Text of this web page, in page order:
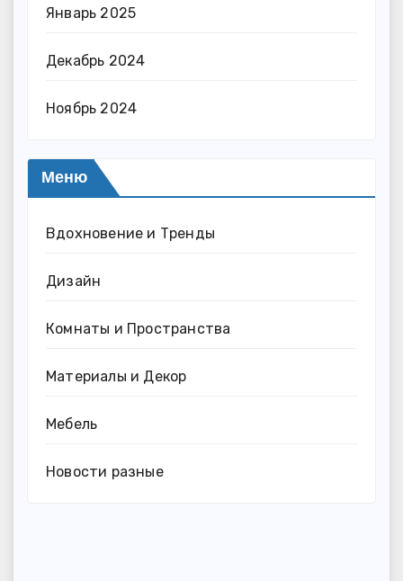
Январь 2025
Декабрь 2024
Ноябрь 2024
Меню
Вдохновение и Тренды
Дизайн
Комнаты и Пространства
Материалы и Декор
Мебель
Новости разные